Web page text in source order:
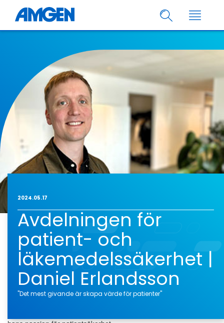
2024.05.17
Avdelningen för
patient- och
läkemedelssäkerhet |
Daniel Erlandsson
"Det mest givande är skapa värde för patienter"